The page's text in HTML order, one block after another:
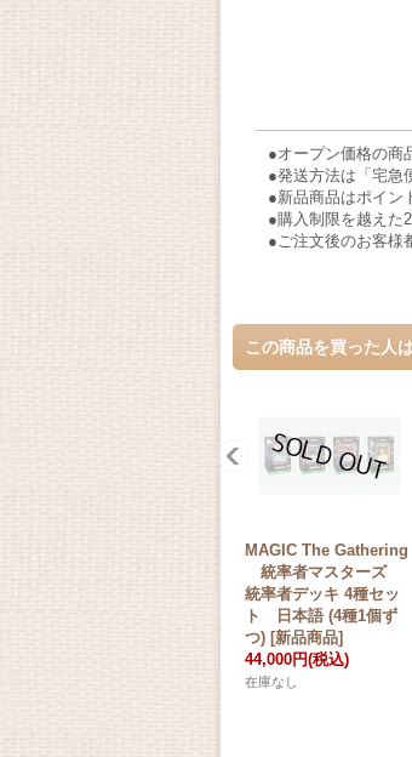
●オープン価格の商
●発送方法は「宅急
●新品商品はポイン
●購入制限を越えた
●ご注文後のお客様
この商品を買った人
MAGIC The Gathering
統率者マスターズ
統率者デッキ 4種セッ
ト 日本語 (4種1個ず
つ) [新品商品]
44,000円(税込)
在庫なし